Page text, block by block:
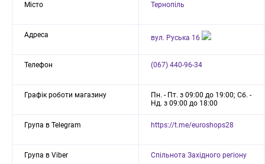
Місто Тернопіль
Адреса вул. Руська 16
Телефон (067) 440-96-34
Графік роботи магазину
Пн. - Пт. з 09:00 до 19:00; Сб. -
Нд. з 09:00 до 18:00
Група в Telegram https://t.me/euroshops28
Група в Viber Спільнота Західного регіону